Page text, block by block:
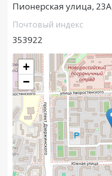
Пионерская улица, 23А
Почтовый индекс
353922
+
−